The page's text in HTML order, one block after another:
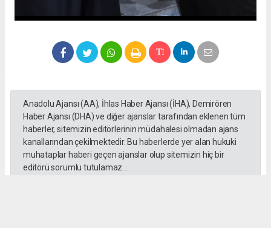
Anadolu Ajansı (AA), İhlas Haber Ajansı (İHA), Demirören
Haber Ajansı (DHA) ve diğer ajanslar tarafından eklenen tüm
haberler, sitemizin editörlerinin müdahalesi olmadan ajans
kanallarından çekilmektedir. Bu haberlerde yer alan hukuki
muhataplar haberi geçen ajanslar olup sitemizin hiç bir
editörü sorumlu tutulamaz...